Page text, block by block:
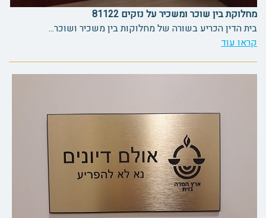
מחלוקת בין שוכר ומשכיר על נזקים 81122
בית הדין הכריע בשורה של מחלוקות בין משכיר ושוכר...
קראו עוד